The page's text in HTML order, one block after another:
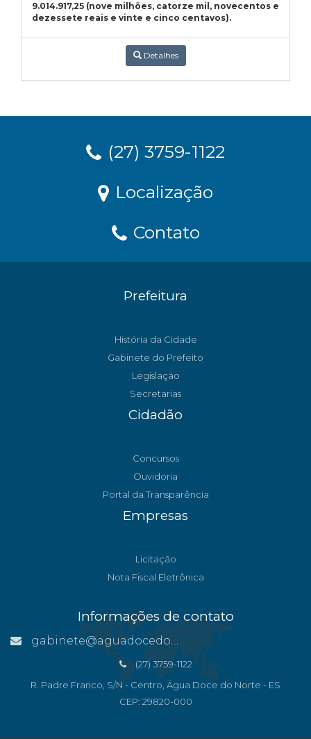
9.014.917,25 (nove milhões, catorze mil, novecentos e
dezessete reais e vinte e cinco centavos).
Detalhes
(27) 3759-1122
Localização
Contato
Prefeitura
História da Cidade
Gabinete do Prefeito
Legislação
Secretarias
Cidadão
Concursos
Ouvidoria
Portal da Transparência
Empresas
Licitação
Nota Fiscal Eletrônica
Informações de contato
gabinete@aguadocedonorte.es.gov.br
(27) 3759-1122
R. Padre Franco, S/N - Centro, Água Doce do Norte - ES
CEP: 29820-000